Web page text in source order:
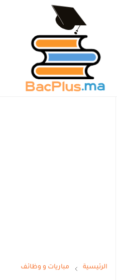
الرئيسية مباريات و وظائف